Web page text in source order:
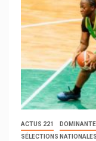
ACTUS 221 DOMINANTE
SÉLECTIONS NATIONALES